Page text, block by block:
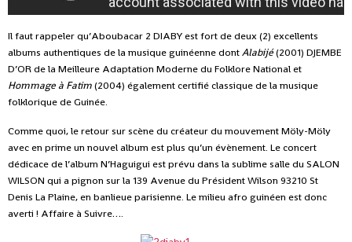
Il faut rappeler qu’Aboubacar 2 DIABY est fort de deux (2) excellents
albums authentiques de la musique guinéenne dontAlabijé(2001) DJEMBE
D’OR de la Meilleure Adaptation Moderne du Folklore National et
Hommage à Fatim(2004) également certifié classique de la musique
folklorique de Guinée.
Comme quoi, le retour sur scène du créateur du mouvement Möly-Möly
avec en prime un nouvel album est plus qu’un évènement. Le concert
dédicace de l’album N’Haguigui est prévu dans la sublime salle du SALON
WILSON qui a pignon sur la 139 Avenue du Président Wilson 93210 St
Denis La Plaine, en banlieue parisienne. Le milieu afro guinéen est donc
averti ! Affaire à Suivre….